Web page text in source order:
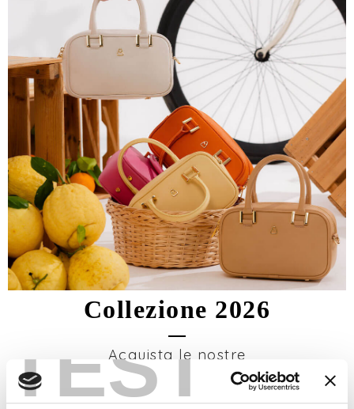
TEST
Collezione 2026
Acquista le nostre
nuove creazioni di
borse in pelle per la